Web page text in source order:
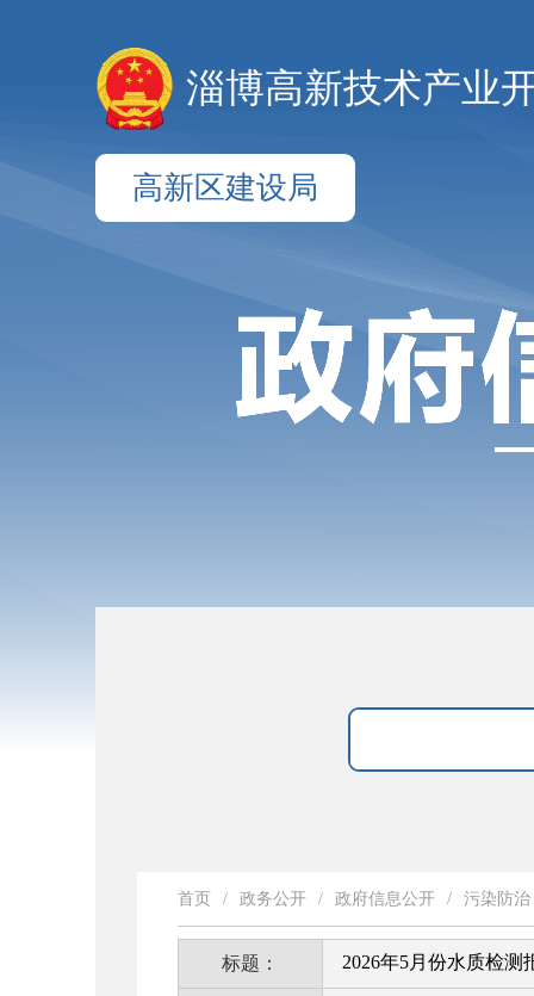
淄博高新技术产业
高新区建设局
首页 / 政务公开 / 政府信息公开 / 污染防治
标题： 2026年5月份水质检测